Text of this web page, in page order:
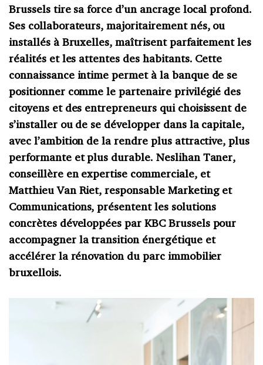
Brussels tire sa force d’un ancrage local profond.
Ses collaborateurs, majoritairement nés, ou
installés à Bruxelles, maîtrisent parfaitement les
réalités et les attentes des habitants. Cette
connaissance intime permet à la banque de se
positionner comme le partenaire privilégié des
citoyens et des entrepreneurs qui choisissent de
s’installer ou de se développer dans la capitale,
avec l’ambition de la rendre plus attractive, plus
performante et plus durable. Neslihan Taner,
conseillère en expertise commerciale, et
Matthieu Van Riet, responsable Marketing et
Communications, présentent les solutions
concrètes développées par KBC Brussels pour
accompagner la transition énergétique et
accélérer la rénovation du parc immobilier
bruxellois.